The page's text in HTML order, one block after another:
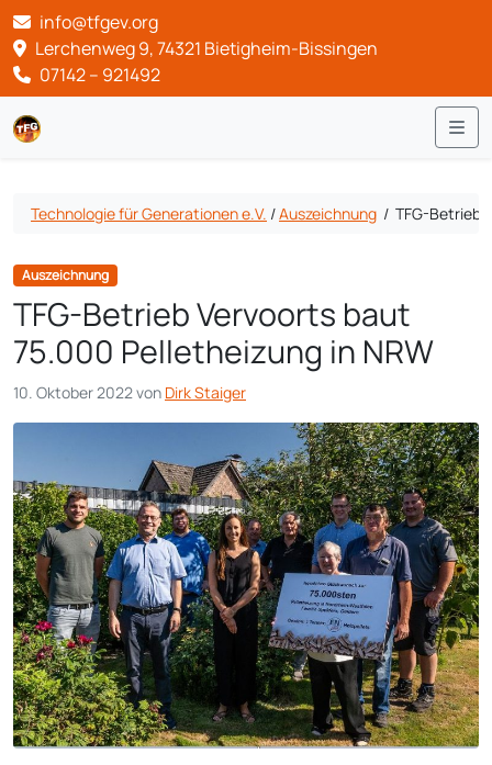
info@tfgev.org
Lerchenweg 9, 74321 Bietigheim-Bissingen
07142 – 921492
Technologie für Generationen e.V. /Auszeichnung / TFG-Betrieb
Auszeichnung
TFG-Betrieb Vervoorts baut
75.000 Pelletheizung in NRW
10. Oktober 2022von Dirk Staiger